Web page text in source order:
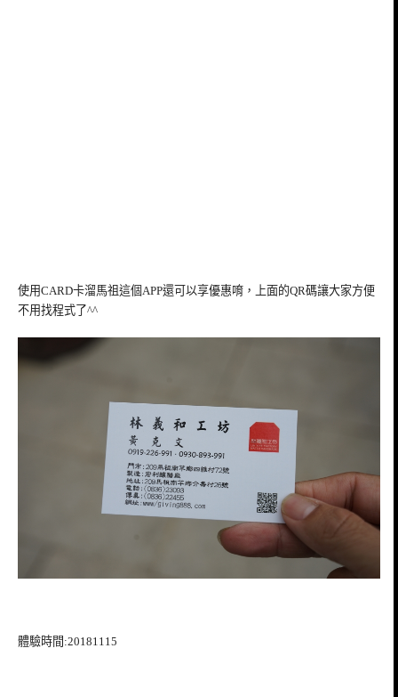
使用CARD卡溜馬祖這個APP還可以享優惠唷，上面的QR碼讓大家方便
不用找程式了^^
體驗時間:20181115